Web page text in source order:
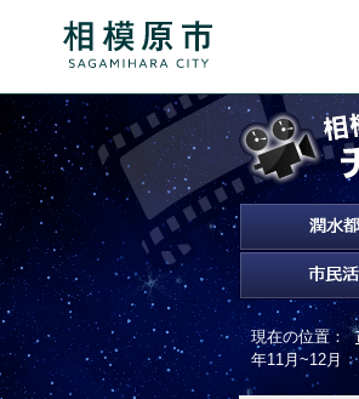
現在の位置：
年11月~12月